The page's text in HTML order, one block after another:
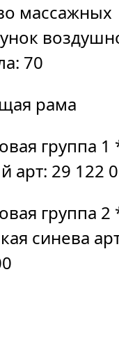
массажных
70
рама
группа 1
арт: 29 122
группа 2
синева